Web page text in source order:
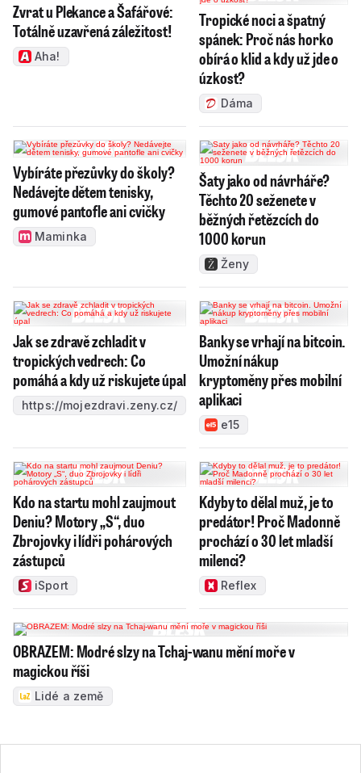
Zvrat u Plekance a Šafářové:
Totálně uzavřená záležitost!
Aha!
Tropické noci a špatný
spánek: Proč nás horko
obírá o klid a kdy už jde o
úzkost?
Dáma
Vybíráte přezůvky do školy?
Nedávejte dětem tenisky,
gumové pantofle ani cvičky
Maminka
Šaty jako od návrháře?
Těchto 20 seženete v
běžných řetězcích do
1000 korun
Ženy
Jak se zdravě zchladit v
tropických vedrech: Co
pomáhá a kdy už riskujete úpal
https://mojezdravi.zeny.cz/
Banky se vrhají na bitcoin.
Umožní nákup
kryptoměny přes mobilní
aplikaci
e15
Kdo na startu mohl zaujmout
Deniu? Motory „S“, duo
Zbrojovky i lídři pohárových
zástupců
iSport
Kdyby to dělal muž, je to
predátor! Proč Madonně
prochází o 30 let mladší
milenci?
Reflex
OBRAZEM: Modré slzy na Tchaj-wanu mění moře v
magickou říši
Lidé a země